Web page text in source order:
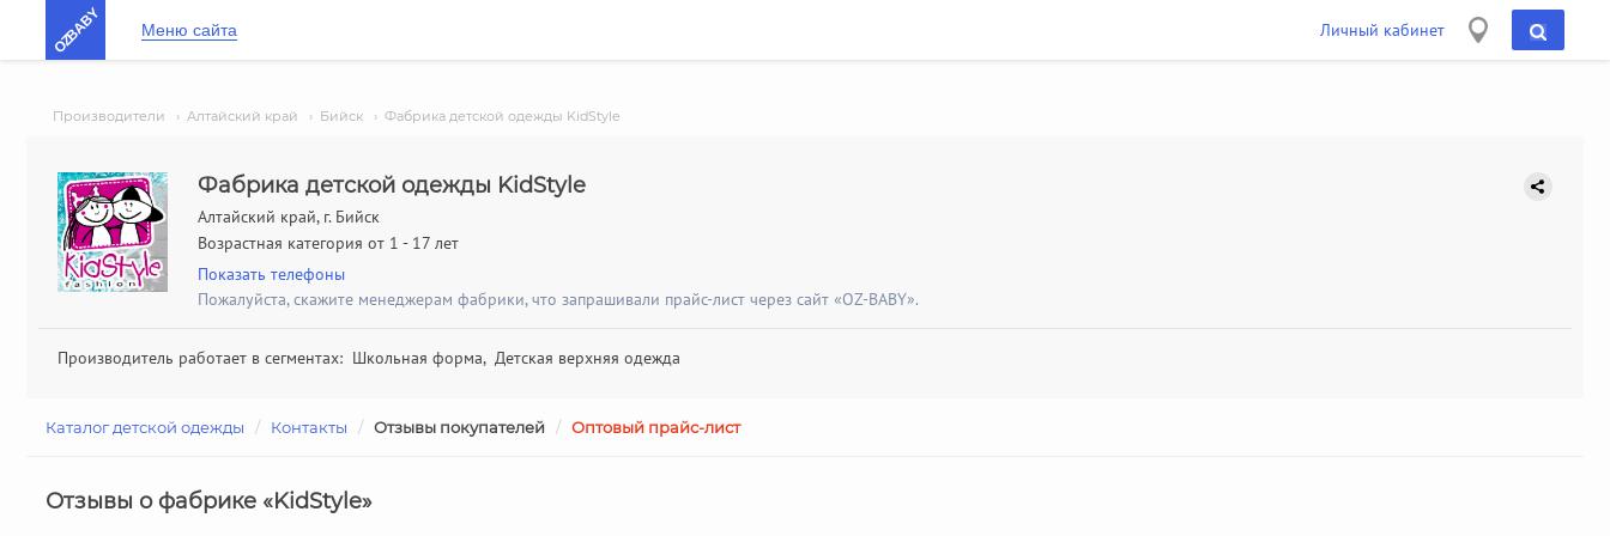
OZBABY Меню сайта Личный кабинет
Производители › Алтайский край › Бийск › Фабрика детской одежды KidStyle
Фабрика детской одежды KidStyle
Алтайский край, г. Бийск
Возрастная категория от 1 - 17 лет
Показать телефоны
Пожалуйста, скажите менеджерам фабрики, что запрашивали прайс-лист через сайт «OZ-BABY».
Производитель работает в сегментах: Школьная форма, Детская верхняя одежда
Каталог детской одежды / Контакты / Отзывы покупателей / Оптовый прайс-лист
Отзывы о фабрике «KidStyle»